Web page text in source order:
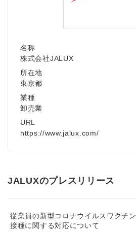
名称
株式会社JALUX
所在地
東京都
業種
卸売業
URL
https://www.jalux.com/
JALUXのプレスリリース
従業員の新型コロナウイルスワクチン
接種に関する対応について